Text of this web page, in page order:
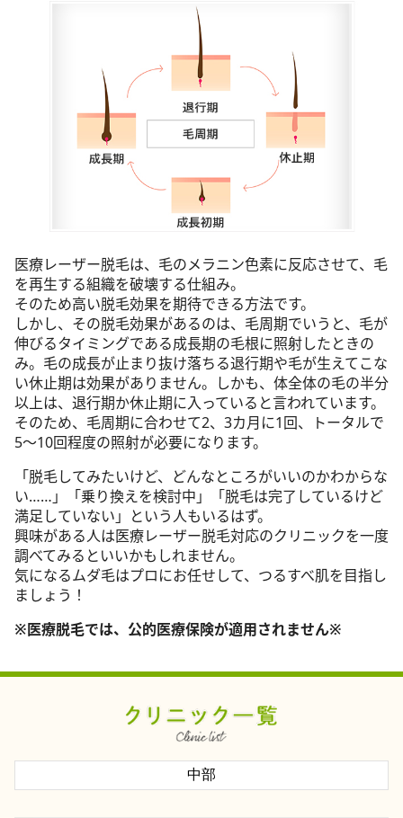
医療レーザー脱毛は、毛のメラニン色素に反応させて、毛
を再生する組織を破壊する仕組み。
そのため高い脱毛効果を期待できる方法です。
しかし、その脱毛効果があるのは、毛周期でいうと、毛が
伸びるタイミングである成長期の毛根に照射したときの
み。毛の成長が止まり抜け落ちる退行期や毛が生えてこな
い休止期は効果がありません。しかも、体全体の毛の半分
以上は、退行期か休止期に入っていると言われています。
そのため、毛周期に合わせて2、3カ月に1回、トータルで
5～10回程度の照射が必要になります。
「脱毛してみたいけど、どんなところがいいのかわからな
い……」「乗り換えを検討中」「脱毛は完了しているけど
満足していない」という人もいるはず。
興味がある人は医療レーザー脱毛対応のクリニックを一度
調べてみるといいかもしれません。
気になるムダ毛はプロにお任せして、つるすべ肌を目指し
ましょう！
※医療脱毛では、公的医療保険が適用されません※